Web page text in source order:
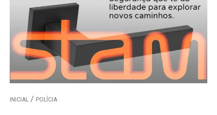
INICIAL POLÍCIA